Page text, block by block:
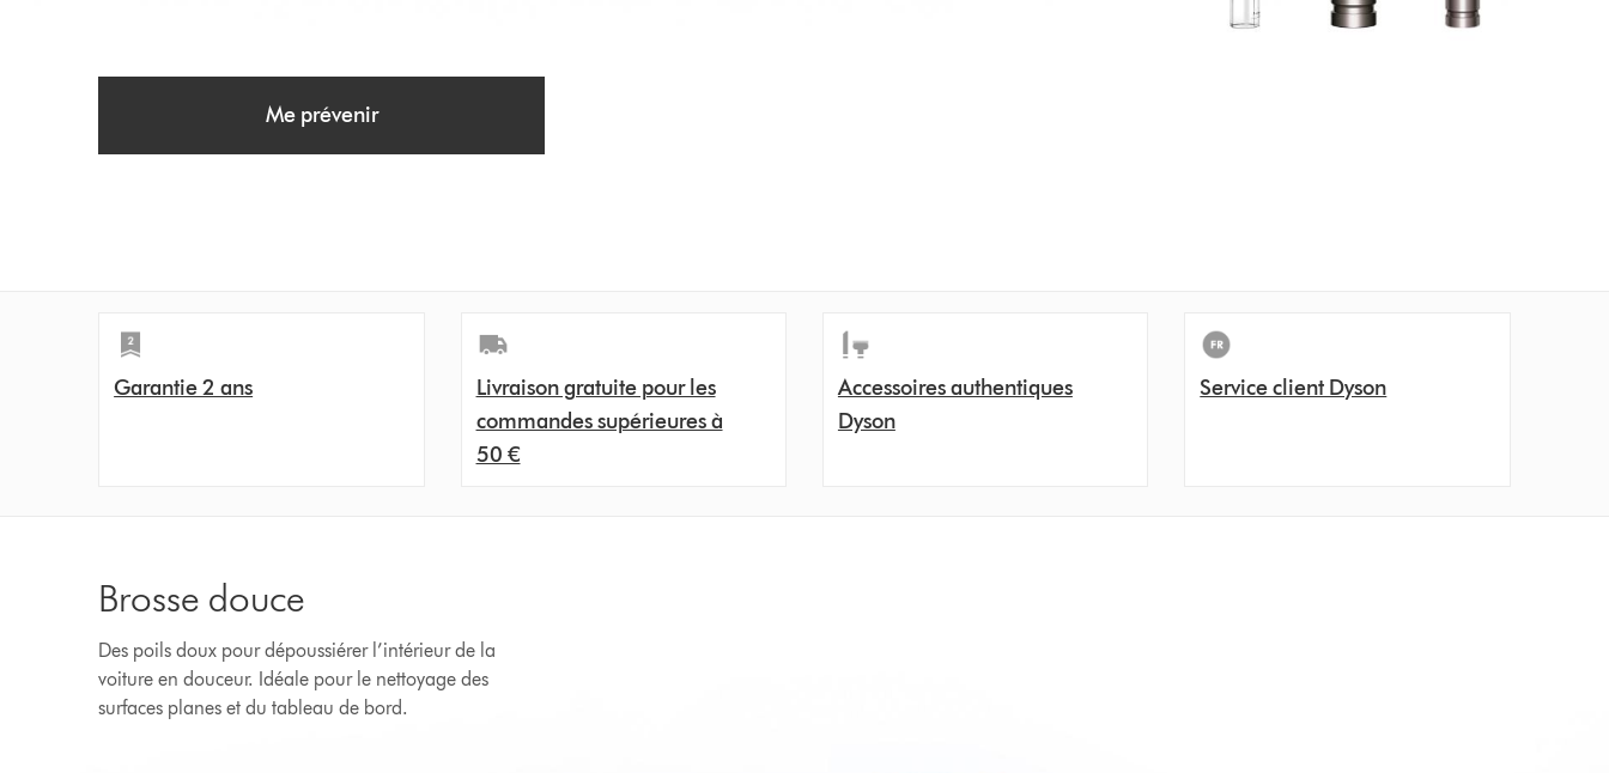
Me prévenir
Garantie 2 ans
Livraison gratuite pour les
commandes supérieures à
50 €
Accessoires authentiques
Dyson
Service client Dyson
Brosse douce
Des poils doux pour dépoussiérer l’intérieur de la
voiture en douceur. Idéale pour le nettoyage des
surfaces planes et du tableau de bord.